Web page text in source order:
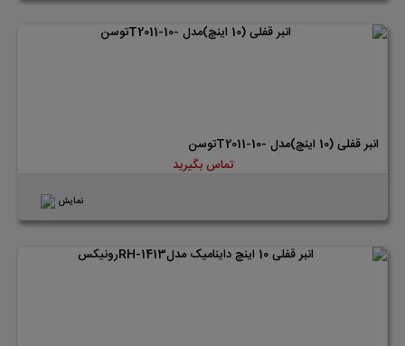
انبر قفلی (10 اینچ)مدل -T2011-10توسن
تماس بگیرید
نمایش